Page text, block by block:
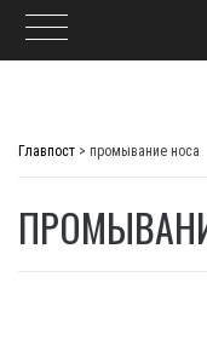
Главпост > промывание носа